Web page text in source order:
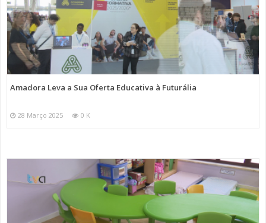
Amadora Leva a Sua Oferta Educativa à Futurália
28 Março 2025 0 K